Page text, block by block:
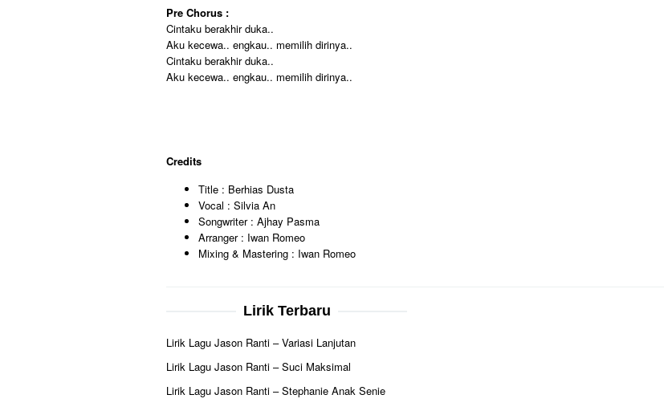
Pre Chorus :
Cintaku berakhir duka..
Aku kecewa.. engkau.. memilih dirinya..
Cintaku berakhir duka..
Aku kecewa.. engkau.. memilih dirinya..
Credits
Title : Berhias Dusta
Vocal : Silvia An
Songwriter : Ajhay Pasma
Arranger : Iwan Romeo
Mixing & Mastering : Iwan Romeo
Lirik Terbaru
Lirik Lagu Jason Ranti – Variasi Lanjutan
Lirik Lagu Jason Ranti – Suci Maksimal
Lirik Lagu Jason Ranti – Stephanie Anak Senie